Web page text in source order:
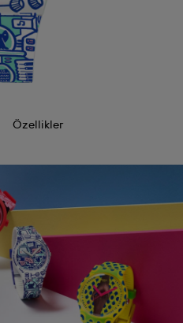
Özellikler